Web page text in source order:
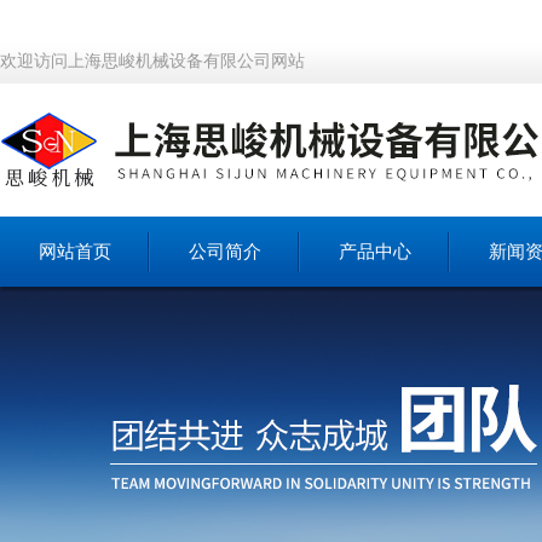
欢迎访问上海思峻机械设备有限公司网站
网站首页 公司简介 产品中心 新闻